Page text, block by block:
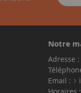
Notre
Adresse
Email :